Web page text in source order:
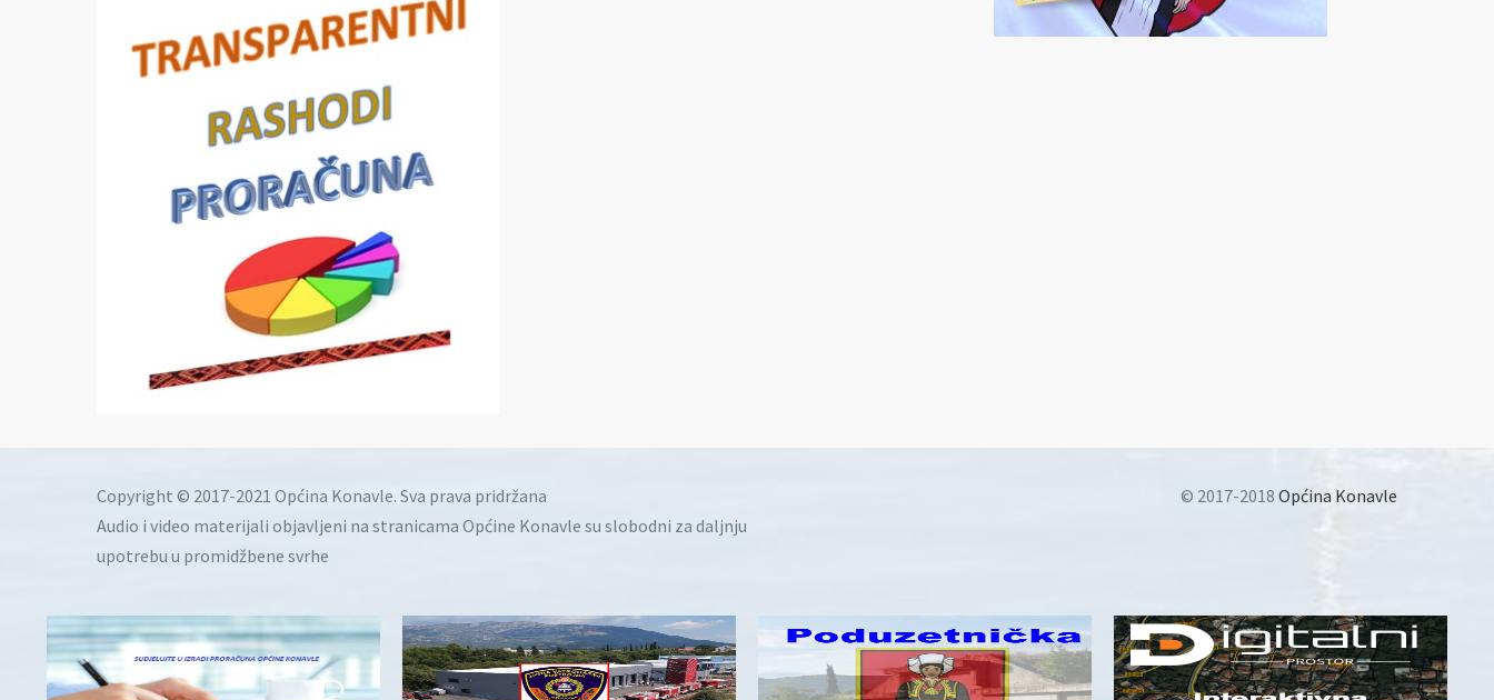
Copyright © 2017-2021 Općina Konavle. Sva prava pridržana
Audio i video materijali objavljeni na stranicama Općine Konavle su slobodni za daljnju
upotrebu u promidžbene svrhe
© 2017-2018 Općina Konavle